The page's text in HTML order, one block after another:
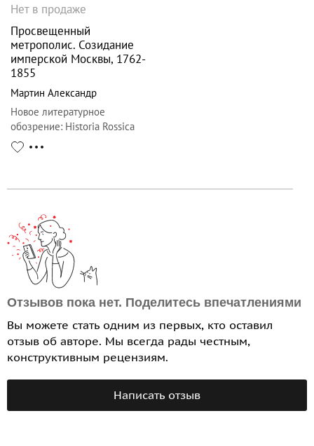
Нет в продаже
Просвещенный
метрополис. Созидание
имперской Москвы, 1762-
1855
Мартин Александр
Новое литературное
обозрение: Historia Rossica
Отзывов пока нет. Поделитесь впечатлениями
Вы можете стать одним из первых, кто оставил
отзыв об авторе. Мы всегда рады честным,
конструктивным рецензиям.
Написать отзыв